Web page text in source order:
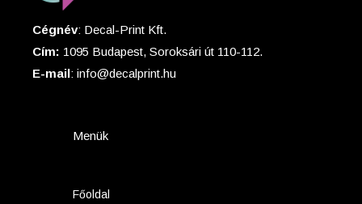
Cégnév: Decal-Print Kft.
Cím: 1095 Budapest, Soroksári út 110-112.
E-mail: info@decalprint.hu
Menük
Főoldal